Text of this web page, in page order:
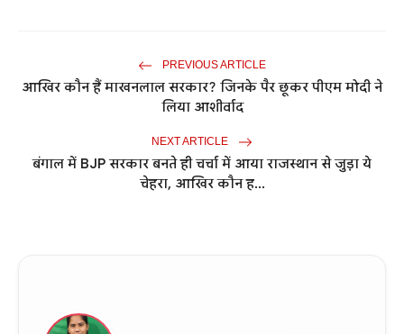
PREVIOUS ARTICLE
आखिर कौन हैं माखनलाल सरकार? जिनके पैर छूकर पीएम मोदी ने
लिया आशीर्वाद
NEXT ARTICLE
बंगाल में BJP सरकार बनते ही चर्चा में आया राजस्थान से जुड़ा ये
चेहरा, आखिर कौन ह...